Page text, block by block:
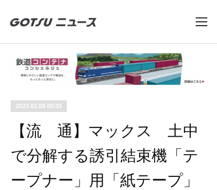
2023.02.08 00:35
【流 通】マックス 土中
で分解する誘引結束機「テ
ープナー」用「紙テープ」